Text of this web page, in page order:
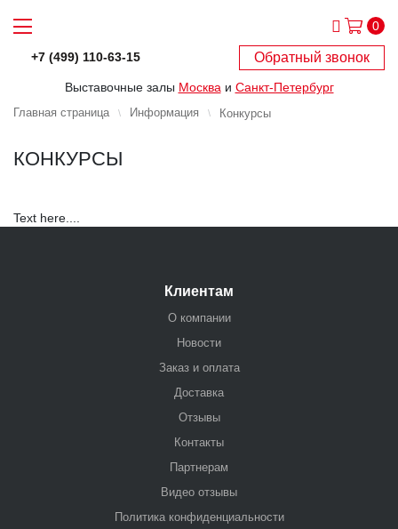
0
+7 (499) 110-63-15 Обратный звонок
Выставочные залы Москва и Санкт-Петербург
Главная страница Информация Конкурсы
КОНКУРСЫ
Text here....
Клиентам
О компании
Новости
Заказ и оплата
Доставка
Отзывы
Контакты
Партнерам
Видео отзывы
Политика конфиденциальности